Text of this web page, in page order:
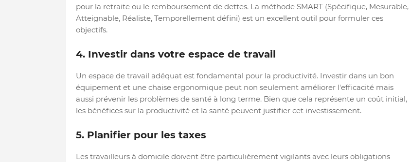
pour la retraite ou le remboursement de dettes. La méthode SMART (Spécifique, Mesurable,
Atteignable, Réaliste, Temporellement défini) est un excellent outil pour formuler ces
objectifs.
4. Investir dans votre espace de travail
Un espace de travail adéquat est fondamental pour la productivité. Investir dans un bon
équipement et une chaise ergonomique peut non seulement améliorer l'efficacité mais
aussi prévenir les problèmes de santé à long terme. Bien que cela représente un coût initial,
les bénéfices sur la productivité et la santé peuvent justifier cet investissement.
5. Planifier pour les taxes
Les travailleurs à domicile doivent être particulièrement vigilants avec leurs obligations